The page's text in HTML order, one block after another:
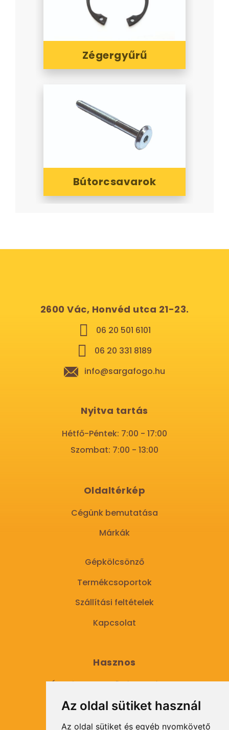
Az oldal sütiket használ
Az oldal sütiket és egyéb nyomkövető
Zégergyűrű
Bútorcsavarok
2600 Vác, Honvéd utca 21-23.
06 20 501 6101
06 20 331 8189
info@sargafogo.hu
Nyitva tartás
Hétfő-Péntek: 7:00 - 17:00
Szombat: 7:00 - 13:00
Oldaltérkép
Cégünk bemutatása
Márkák
Gépkölcsönző
Termékcsoportok
Szállítási feltételek
Kapcsolat
Hasznos
Általános Szerződési Feltételek
Adatkezelési tájékoztató